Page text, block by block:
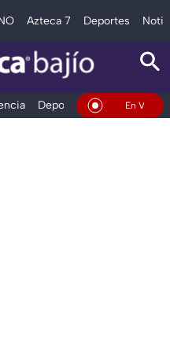
Azteca 7 Deportes
Deportes Espectáculos
En Vivo